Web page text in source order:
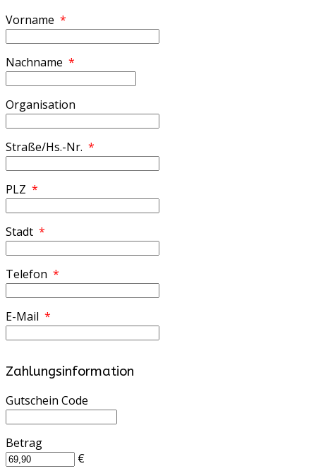
Vorname *
Nachname *
Organisation
Straße/Hs.-Nr. *
PLZ *
Stadt *
Telefon *
E-Mail *
Zahlungsinformation
Gutschein Code
Betrag
€